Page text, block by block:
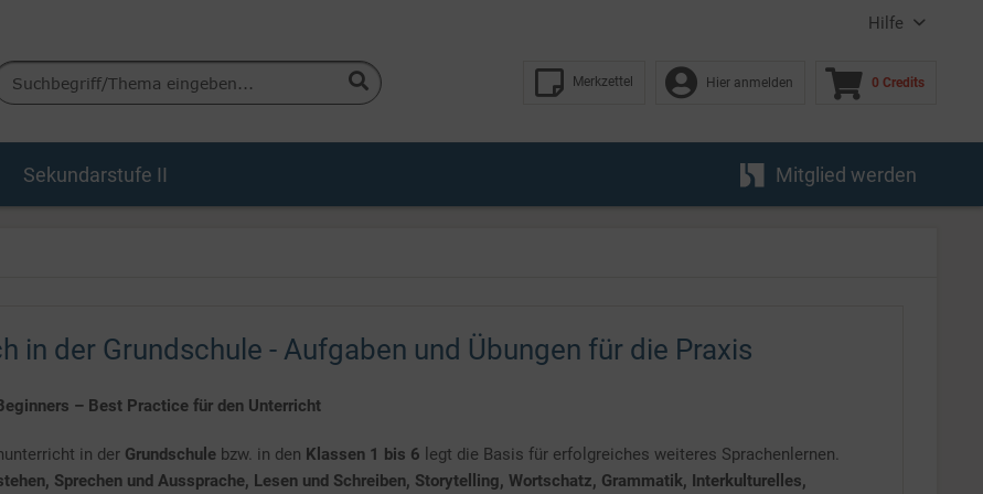
Hilfe
Merkzettel Hier anmelden 0 Credits
Sekundarstufe II Mitglied werden
in der Grundschule - Aufgaben und Übungen für die Praxis
– Best Practice für den Unterricht
in der Grundschule bzw. in den Klassen 1 bis 6 legt die Basis für erfolgreiches weiteres Sprachenlernen.
Sprechen und Aussprache, Lesen und Schreiben, Storytelling, Wortschatz, Grammatik, Interkulturelles,